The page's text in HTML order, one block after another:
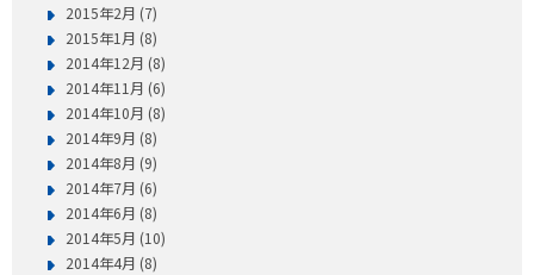
2015年2月 (7)
2015年1月 (8)
2014年12月 (8)
2014年11月 (6)
2014年10月 (8)
2014年9月 (8)
2014年8月 (9)
2014年7月 (6)
2014年6月 (8)
2014年5月 (10)
2014年4月 (8)